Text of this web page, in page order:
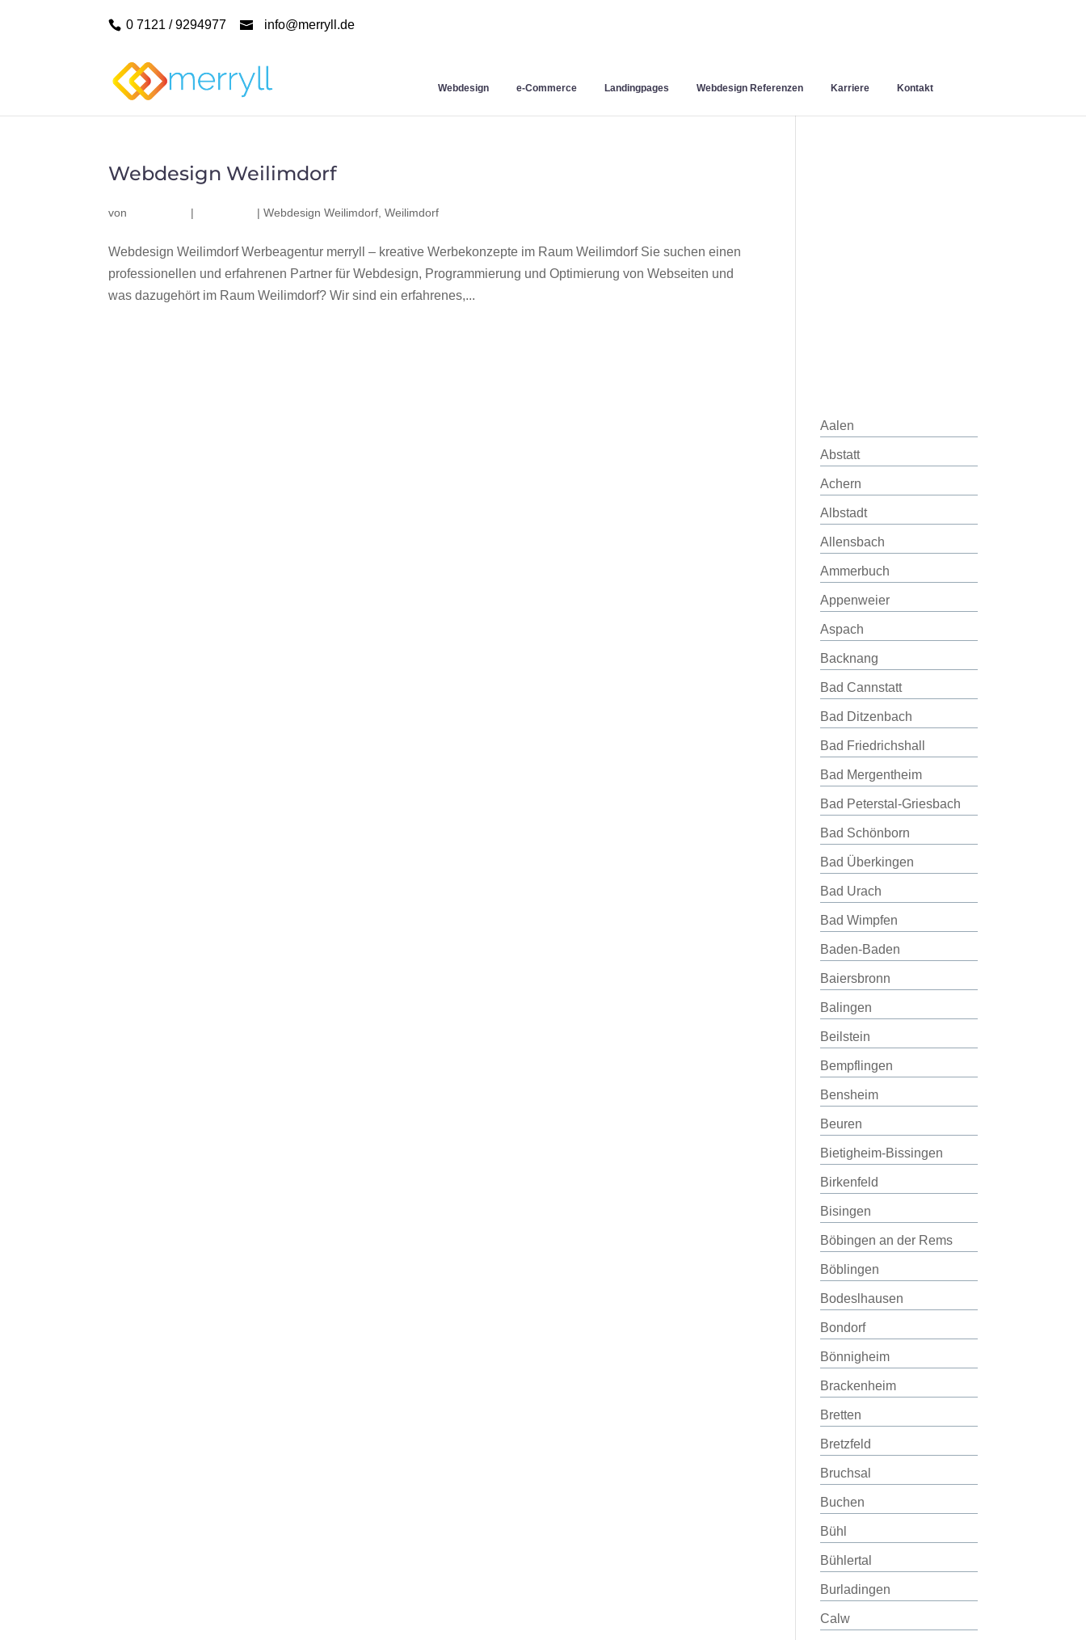
0 7121 / 9294977 info@merryll.de
Webdesign e-Commerce Landingpages Webdesign Referenzen Karriere Kontakt
Webdesign Weilimdorf
von | |Webdesign Weilimdorf ,Weilimdorf
Webdesign Weilimdorf Werbeagentur merryll – kreative Werbekonzepte im Raum Weilimdorf Sie suchen einen
professionellen und erfahrenen Partner für Webdesign, Programmierung und Optimierung von Webseiten und
was dazugehört im Raum Weilimdorf? Wir sind ein erfahrenes,...
Aalen
Abstatt
Achern
Albstadt
Allensbach
Ammerbuch
Appenweier
Aspach
Backnang
Bad Cannstatt
Bad Ditzenbach
Bad Friedrichshall
Bad Mergentheim
Bad Peterstal-Griesbach
Bad Schönborn
Bad Überkingen
Bad Urach
Bad Wimpfen
Baden-Baden
Baiersbronn
Balingen
Beilstein
Bempflingen
Bensheim
Beuren
Bietigheim-Bissingen
Birkenfeld
Bisingen
Böbingen an der Rems
Böblingen
Bodeslhausen
Bondorf
Bönnigheim
Brackenheim
Bretten
Bretzfeld
Bruchsal
Buchen
Bühl
Bühlertal
Burladingen
Calw